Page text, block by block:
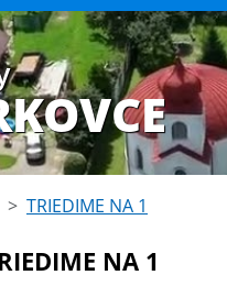
TRIEDIME NA 1
NA 1